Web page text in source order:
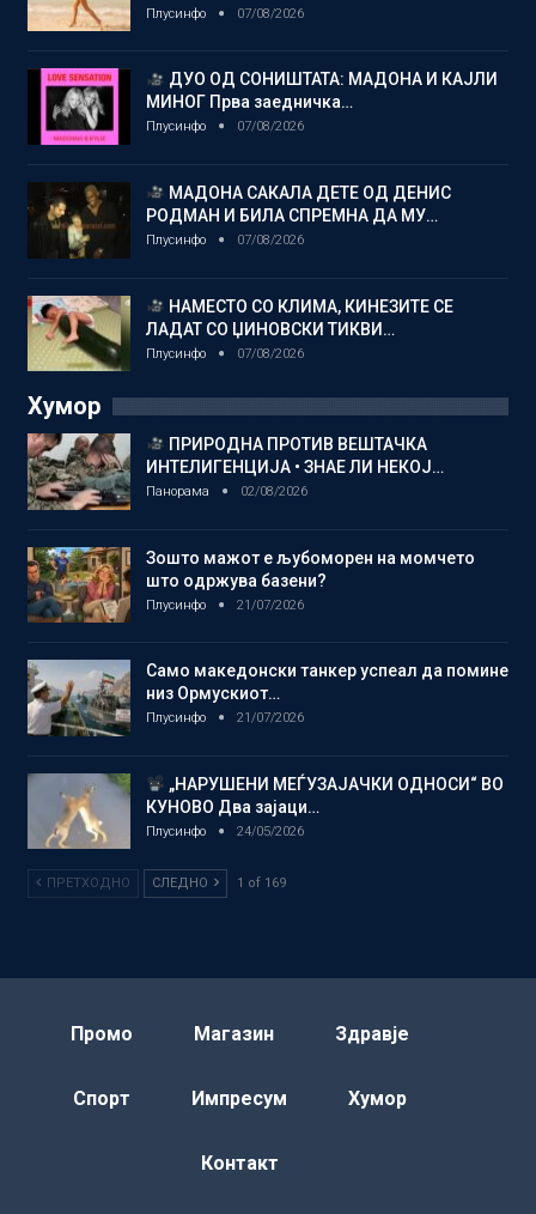
Плусинфо 07/08/2026
ДУО ОД СОНИШТАТА: МАДОНА И КАЈЛИ
МИНОГ Прва заедничка…
Плусинфо 07/08/2026
МАДОНА САКАЛА ДЕТЕ ОД ДЕНИС
РОДМАН И БИЛА СПРЕМНА ДА МУ…
Плусинфо 07/08/2026
НАМЕСТО СО КЛИМА, КИНЕЗИТЕ СЕ
ЛАДАТ СО ЏИНОВСКИ ТИКВИ…
Плусинфо 07/08/2026
Хумор
ПРИРОДНА ПРОТИВ ВЕШТАЧКА
ИНТЕЛИГЕНЦИЈА • ЗНАЕ ЛИ НЕКОЈ…
Панорама 02/08/2026
Зошто мажот е љубоморен на момчето
што одржува базени?
Плусинфо 21/07/2026
Само македонски танкер успеал да помине
низ Ормускиот…
Плусинфо 21/07/2026
„НАРУШЕНИ МЕЃУЗАЈАЧКИ ОДНОСИ“ ВО
КУНОВО Два зајаци…
Плусинфо 24/05/2026
ПРЕТХОДНО СЛЕДНО 1 of 169
Промо Магазин Здравје
Спорт Импресум Хумор
Контакт